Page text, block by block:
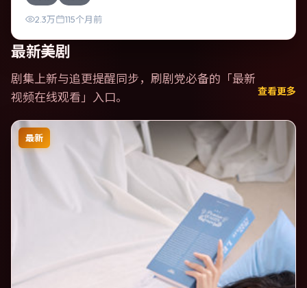
2.3万 115个月前
最新美剧
剧集上新与追更提醒同步，刷剧党必备的「最新
视频在线观看 」入口。 查看更多
最新